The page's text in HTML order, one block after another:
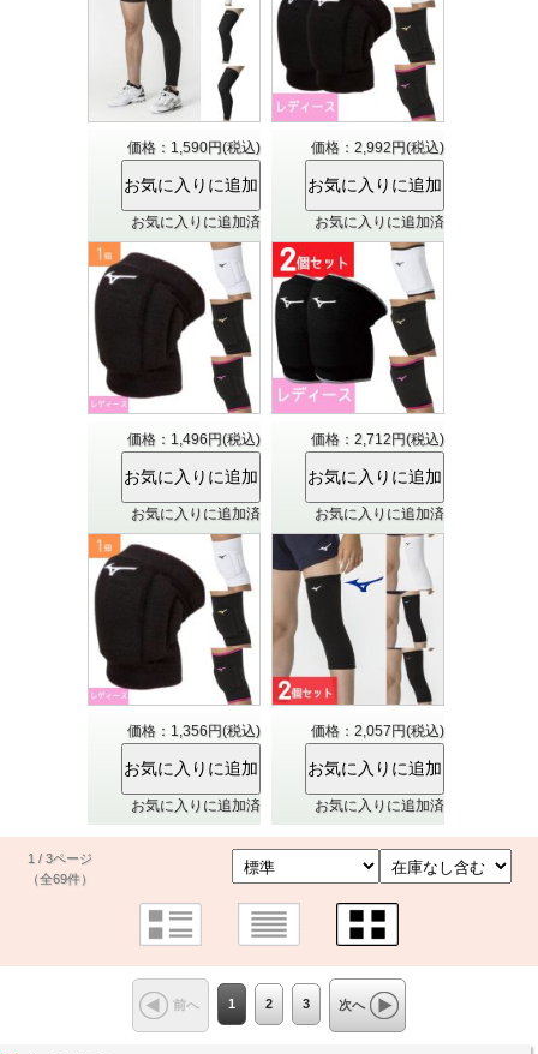
価格：1,590円(税込)
お気に入りに追加済
価格：2,992円(税込)
お気に入りに追加済
価格：1,496円(税込)
お気に入りに追加済
価格：2,712円(税込)
お気に入りに追加済
価格：1,356円(税込)
お気に入りに追加済
価格：2,057円(税込)
お気に入りに追加済
1 / 3ページ
（全69件）
前へ 1 2 3 次へ